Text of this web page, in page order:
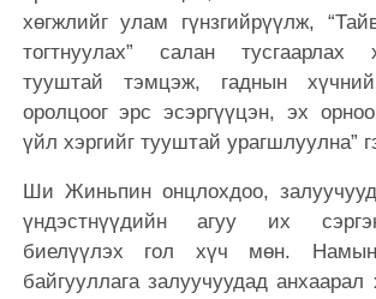
хөгжлийг улам гүнзгийрүүлж,
тогтнуулах” салан тусгаарлах
тууштай тэмцэж, гаднын хүчний
оролцоог эрс эсэргүүцэн, эх орноо
үйл хэргийг тууштай урагшлуулна”
Ши Жиньпин онцлохдоо,
үндэстнүүдийн агуу их
биелүүлэх гол хүч мөн.
байгууллага залуучуудад